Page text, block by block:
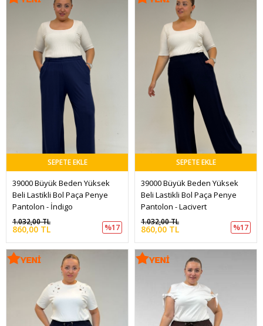
SEPETE EKLE
39000 Büyük Beden Yüksek
Beli Lastikli Bol Paça Penye
Pantolon - İndigo
860,00 TL
1.032,00 TL
%17
SEPETE EKLE
39000 Büyük Beden Yüksek
Beli Lastikli Bol Paça Penye
Pantolon - Lacivert
860,00 TL
1.032,00 TL
%17